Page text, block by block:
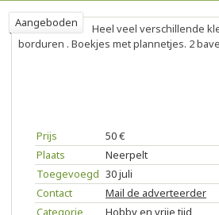
Aangeboden
Heel veel verschillende
borduren . Boekjes met plannetjes. 2
Prijs
50 €
Plaats
Neerpelt
Toegevoegd 30 juli
Contact
Mail de adverteerder
Categorie
Hobby en vrije tijd